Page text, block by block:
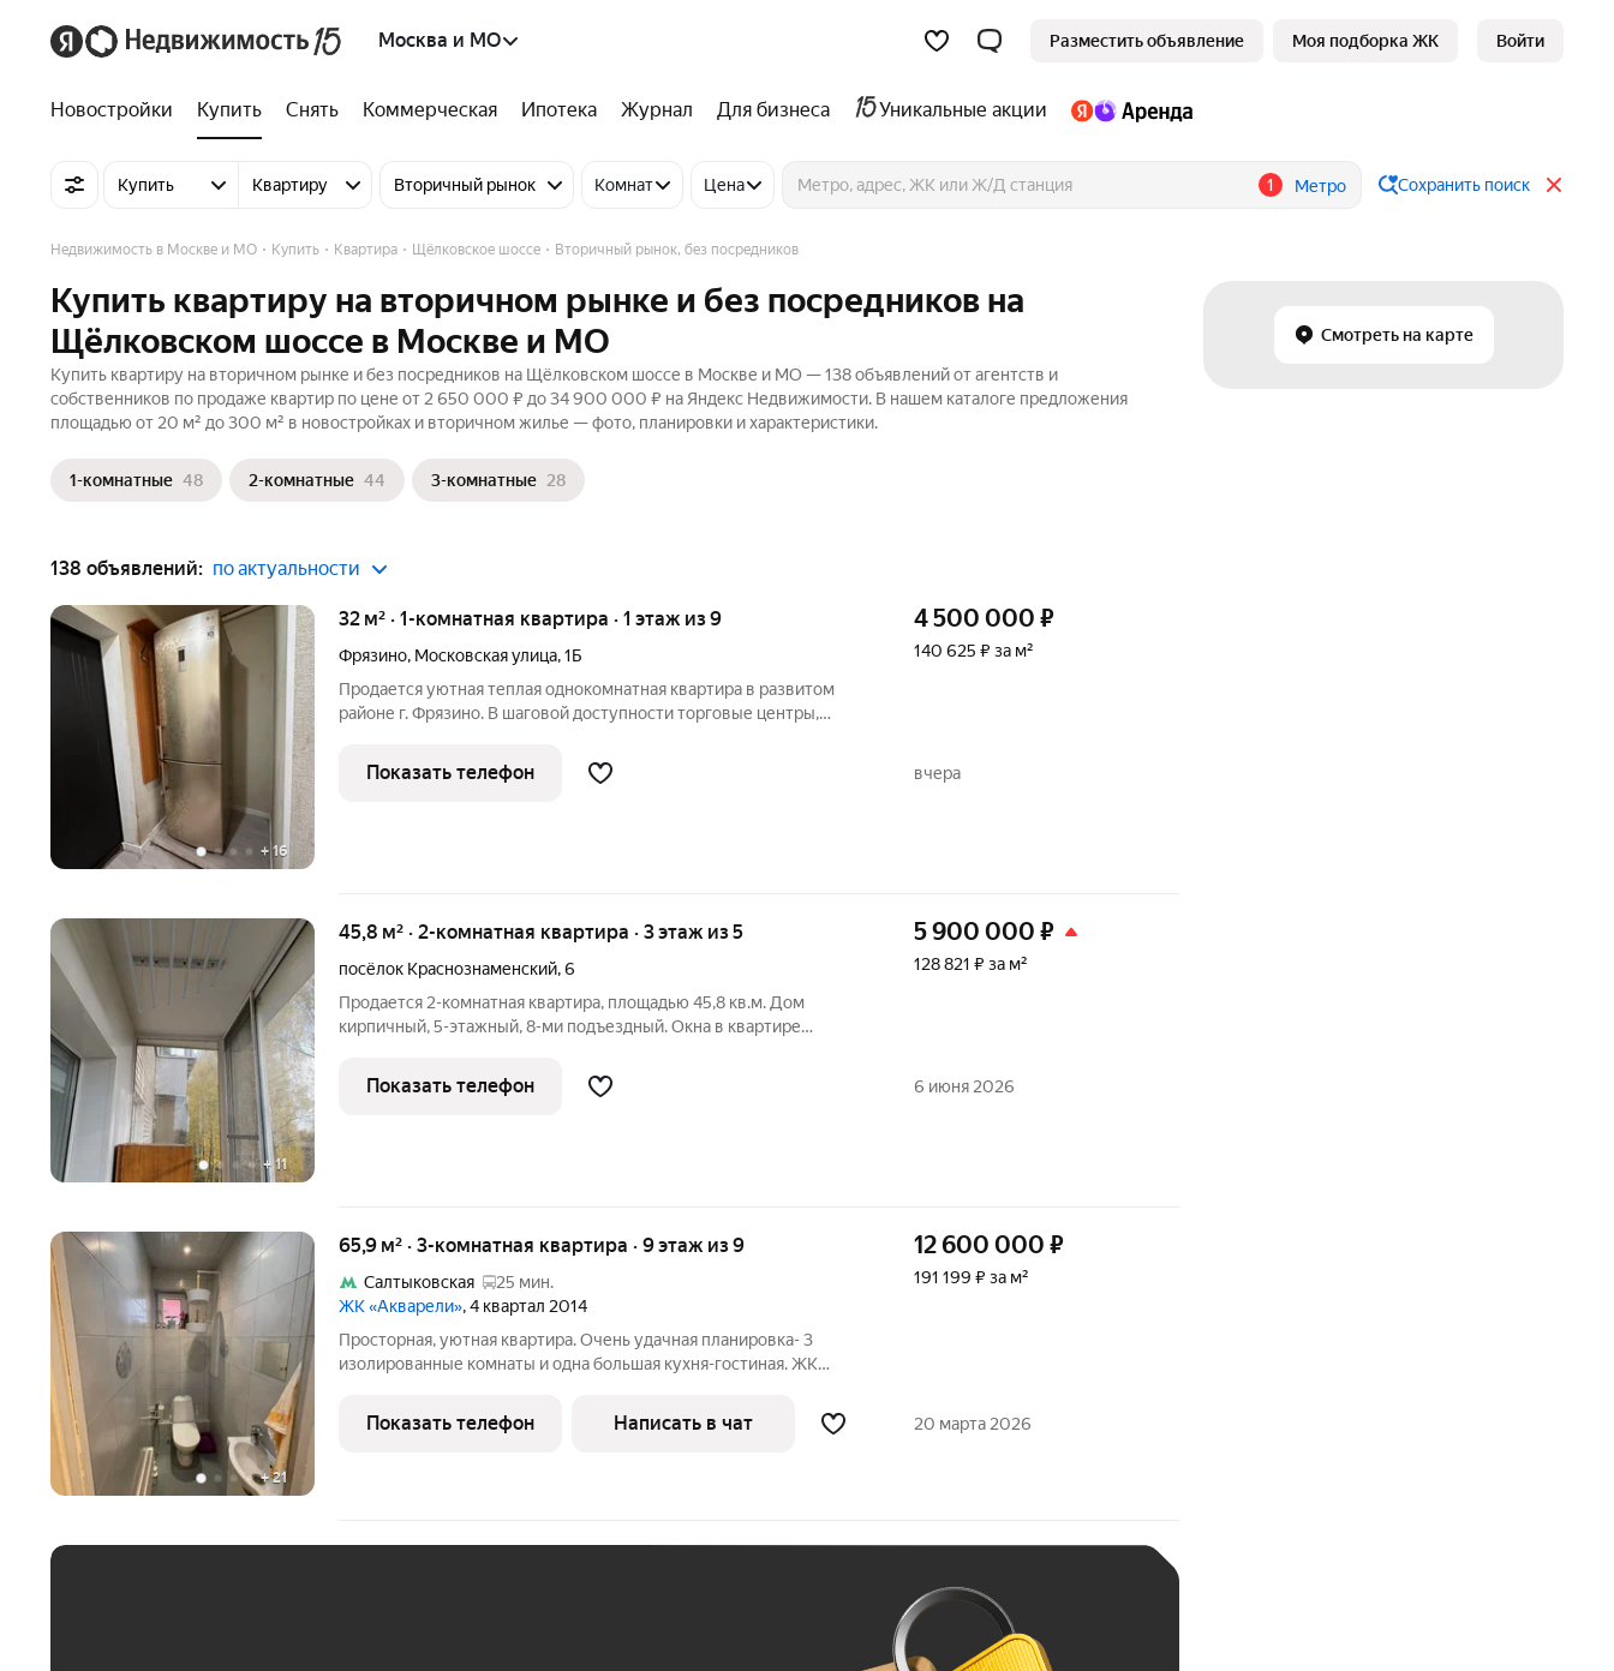
Москва и МО Разместить объявление Моя подборка ЖК Войти
Новостройки Купить Снять Коммерческая Ипотека Журнал Для бизнеса Уникальные акции
Купить Квартиру Вторичный рынок Комнат Цена 1 Метро Сохранить поиск
Смотреть на карте
Недвижимость в Москве и МО Купить Квартира Щёлковское шоссе Вторичный рынок, без посредников
Купить квартиру на вторичном рынке и без посредников на
Щёлковском шоссе в Москве и МО
Купить квартиру на вторичном рынке и без посредников на Щёлковском шоссе в Москве и МО — 138 объявлений от агентств и
собственников по продаже квартир по цене от 2 650 000 ₽ до 34 900 000 ₽ на Яндекс Недвижимости. В нашем каталоге предложения
площадью от 20 м² до 300 м² в новостройках и вторичном жилье — фото, планировки и характеристики.
1-комнатные 48 2-комнатные 44 3-комнатные 28
138 объявлений: по актуальности
+ 16
32 м² · 1-комнатная квартира · 1 этаж из 9
Фрязино, Московская улица,1Б
Продается уютная теплая однокомнатная квартира в развитом
районе г. Фрязино. В шаговой доступности торговые центры,
транспорта. Один взрослый собственник (5 лет). Прямая продажа.
4 500 000 ₽
140 625 ₽ за м²
Показать телефон вчера
+11
45,8 м² · 2-комнатная квартира · 3 этаж из 5
посёлок Краснознаменский,6
Продается 2-комнатная квартира, площадью 45,8 кв.м. Дом
кирпичный, 5-этажный, 8-ми подъездный. Окна в квартире
везде. Комнаты раздельные, туалет и ванная комната раздельные.
Центральное
5 900 000 ₽
128 821 ₽ за м²
Показать телефон 6 июня 2026
+21
65,9 м² · 3-комнатная квартира · 9 этаж из 9
Салтыковская
25 мин.
ЖК «Акварели», 4 квартал 2014
Просторная, уютная квартира. Очень удачная планировка- 3
изолированные комнаты и одна большая кухня-гостиная. ЖК
сады, магазины, салоны. Год постройки 2016. Адрес: Московская
область,
12 600 000 ₽
191 199 ₽ за м²
Показать телефон Написать в чат 20 марта 2026